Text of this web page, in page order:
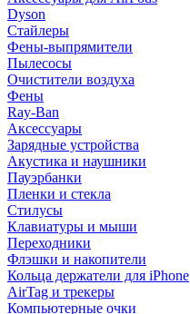
Dyson
Стайлеры
Фены-выпрямители
Пылесосы
Очистители воздуха
Фены
Ray-Ban
Аксессуары
Зарядные устройства
Акустика и наушники
Пауэрбанки
Пленки и стекла
Стилусы
Клавиатуры и мыши
Переходники
Флэшки и накопители
Кольца держатели для iPhone
AirTag и трекеры
Компьютерные очки